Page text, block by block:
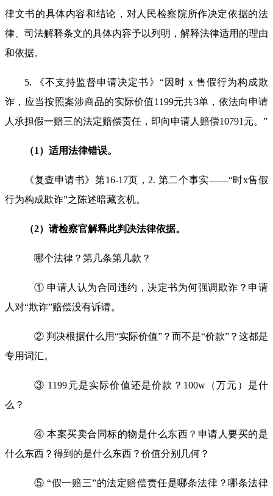
律文书的具体内容和结论，对人民检察院所作决定依据的法
律、司法解释条文的具体内容予以列明，解释法律适用的理由
和依据。
5. 《不支持监督申请决定书》“因时 x 售假行为构成欺
诈，应当按照案涉商品的实际价值1199元共3单，依法向申请
人承担假一赔三的法定赔偿责任，即向申请人赔偿10791 元。”
（1 ）适用法律错误。
《复查申请书》第16-17页， 2. 第二个事实——“时x售假
行为构成欺诈”之陈述暗藏玄机。
（2）请检察官解释此判决法律依据。
哪个法律？第几条第几款？
① 申请人认为合同违约，决定书为何强调欺诈？申请
人对“欺诈”赔偿没有诉请。
② 判决根据什么用“实际价值”？而不是“价款”？这都是
专用词汇。
③ 1199元是实际价值还是价款？ 100w（万元）是什
么？
④ 本案买卖合同标的物是什么东西？申请人要买的是
什么东西？得到的是什么东西？价值分别几何？
⑤ “假一赔三”的法定赔偿责任是哪条法律？哪条法律